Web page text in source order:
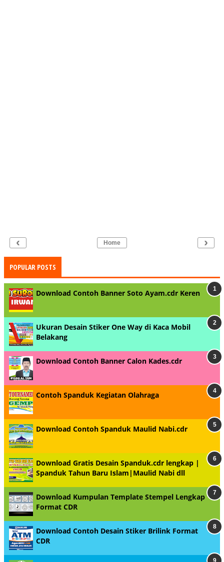
‹ ›
Home
POPULAR POSTS
Download Contoh Banner Soto Ayam.cdr Keren
Ukuran Desain Stiker One Way di Kaca Mobil
Belakang
Download Contoh Banner Calon Kades.cdr
Contoh Spanduk Kegiatan Olahraga
Download Contoh Spanduk Maulid Nabi.cdr
Download Gratis Desain Spanduk.cdr lengkap |
Spanduk Tahun Baru Islam|Maulid Nabi dll
Download Kumpulan Template Stempel Lengkap
Format CDR
Download Contoh Desain Stiker Brilink Format
CDR